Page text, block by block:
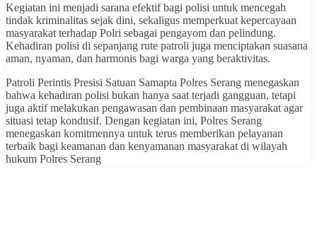
Kegiatan ini menjadi sarana efektif bagi polisi untuk mencegah
tindak kriminalitas sejak dini, sekaligus memperkuat kepercayaan
masyarakat terhadap Polri sebagai pengayom dan pelindung.
Kehadiran polisi di sepanjang rute patroli juga menciptakan suasana
aman, nyaman, dan harmonis bagi warga yang beraktivitas.
Patroli Perintis Presisi Satuan Samapta Polres Serang menegaskan
bahwa kehadiran polisi bukan hanya saat terjadi gangguan, tetapi
juga aktif melakukan pengawasan dan pembinaan masyarakat agar
situasi tetap kondusif. Dengan kegiatan ini, Polres Serang
menegaskan komitmennya untuk terus memberikan pelayanan
terbaik bagi keamanan dan kenyamanan masyarakat di wilayah
hukum Polres Serang